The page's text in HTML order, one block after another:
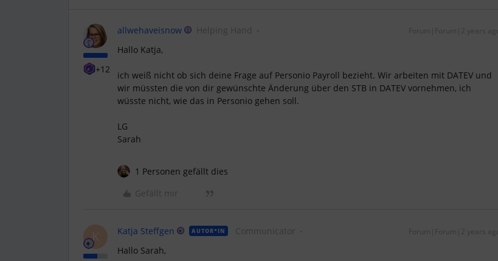
+12
allwehaveisnow Helping Hand Forum|Forum|2 years ago
Hallo Katja,
ich weiß nicht ob sich deine Frage auf Personio Payroll bezieht. Wir arbeiten mit DATEV und
wir müssten die von dir gewünschte Änderung über den STB in DATEV vornehmen, ich
wüsste nicht, wie das in Personio gehen soll.
LG
Sarah
1 Personen gefällt dies
Gefällt mir
K Katja Steffgen AUTOR*IN Communicator Forum|Forum|2 years ago
Hallo Sarah,